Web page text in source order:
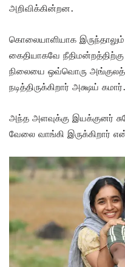
அறிவிக்கின்றன.
கொலையாளியாக
கைதியாகவே
நிலையை ஒவ்வொரு
நடித்திருக்கிறார் அக்ஷய் கமார்.
அந்த அளவுக்கு இயக்குனர்
வேலை வாங்கி இருக்கிறார்